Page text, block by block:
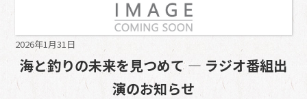
2026年1月31日
海と釣りの未来を見つめて ― ラジオ番組出
演のお知らせ